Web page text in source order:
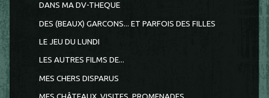
DANS MA DV-THEQUE
DES (BEAUX) GARCONS... ET PARFOIS DES FILLES
LE JEU DU LUNDI
LES AUTRES FILMS DE...
MES CHERS DISPARUS